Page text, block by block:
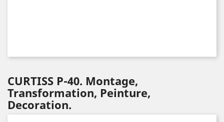
CURTISS P-40. Montage,
Transformation, Peinture,
Decoration.